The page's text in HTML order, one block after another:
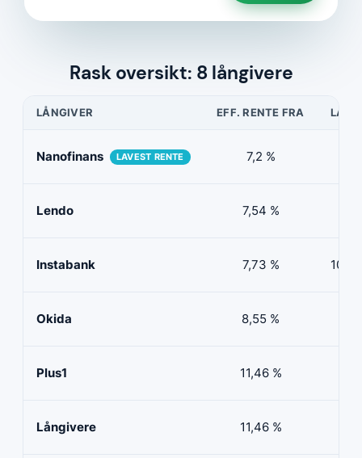
Rask oversikt: 8 långivere
LÅNGIVER EFF. RENTE FRA
Nanofinans LAVEST RENTE 7,2 %
Lendo 7,54 %
Instabank 7,73 % 100
Okida 8,55 %
Plus1 11,46 %
Långivere 11,46 %